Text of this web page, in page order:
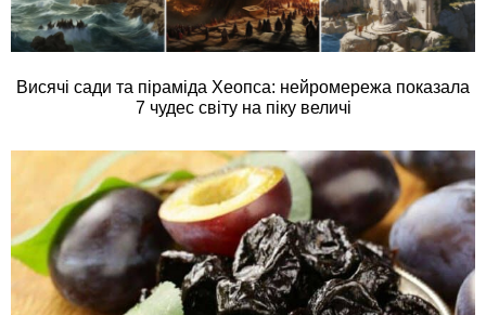
Висячі сади та піраміда Хеопса: нейромережа показала
7 чудес світу на піку величі